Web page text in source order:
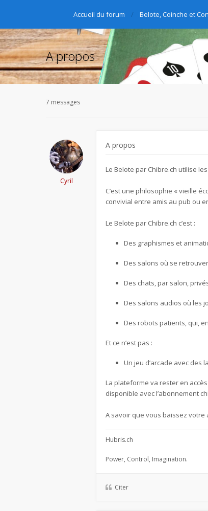
Accueil du forum Belote, Coinche et
A propos
7 messages
Cyril
A propos
Le Belote par Chibre.ch utilise
C’est une philosophie « vieille
convivial entre amis au pub ou
Le Belote par Chibre.ch c’est :
Des graphismes et
Des salons où se retrouver
Des chats, par salon,
Des salons audios où les
Des robots patients, qui,
Et ce n’est pas :
Un jeu d’arcade avec
La plateforme va rester en
disponible avec l’abonnement
A savoir que vous baissez
Hubris.ch
Power, Control, Imagination.
Citer